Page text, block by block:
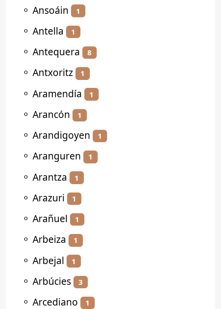
⚬ Ansoáin 1
⚬ Antella 1
⚬ Antequera 8
⚬ Antxoritz 1
⚬ Aramendía 1
⚬ Arancón 1
⚬ Arandigoyen 1
⚬ Aranguren 1
⚬ Arantza 1
⚬ Arazuri 1
⚬ Arañuel 1
⚬ Arbeiza 1
⚬ Arbejal 1
⚬ Arbúcies 3
⚬ Arcediano 1